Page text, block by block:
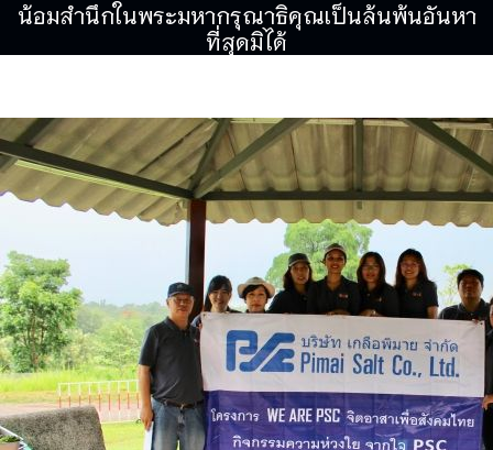
น้อมสำนึกในพระมหากรุณาธิคุณเป็นล้นพ้นอันหา
ที่สุดมิได้